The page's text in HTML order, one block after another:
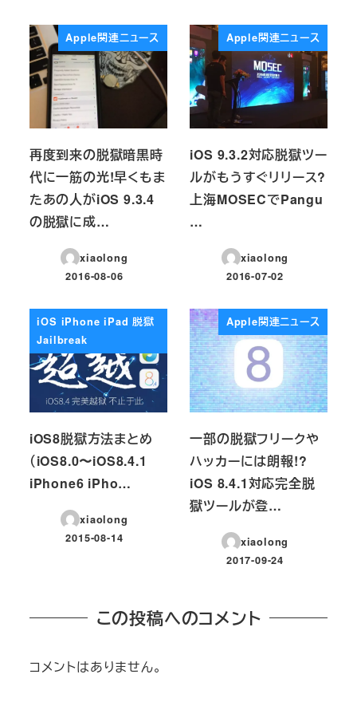
Apple関連ニュース
再度到来の脱獄暗黒時
代に一筋の光!早くもま
たあの人がiOS 9.3.4
の脱獄に成…
xiaolong
投稿日
2016-08-06
Apple関連ニュース
iOS 9.3.2対応脱獄ツー
ルがもうすぐリリース?
上海MOSECでPangu
…
xiaolong
投稿日
2016-07-02
iOS iPhone iPad 脱獄
Jailbreak
iOS8脱獄方法まとめ
（iOS8.0〜iOS8.4.1
iPhone6 iPho…
xiaolong
投稿日
2015-08-14
Apple関連ニュース
一部の脱獄フリークや
ハッカーには朗報!?
iOS 8.4.1対応完全脱
獄ツールが登…
xiaolong
投稿日
2017-09-24
この投稿へのコメント
コメントはありません。